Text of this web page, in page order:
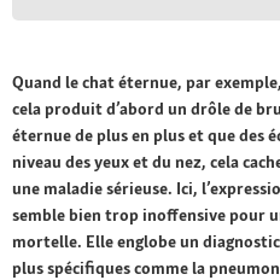
Quand le chat éternue, par
cela produit d’abord un drôle de
éternue de plus en plus et que des
niveau des yeux et du nez, cela
une maladie sérieuse. Ici,
semble bien trop inoffensive pour
mortelle. Elle englobe un
plus spécifiques comme la